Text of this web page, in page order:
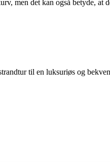
men det kan også betyde,
til en luksuriøs og